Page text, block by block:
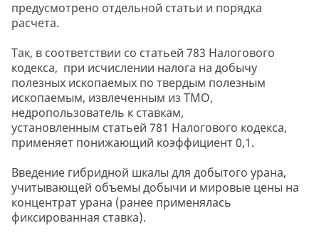
предусмотрено отдельной статьи и порядка
расчета.
Так, в соответствии со статьей 783 Налогового
кодекса, при исчислении налога на добычу
полезных ископаемых по твердым полезным
ископаемым, извлеченным из ТМО,
недропользователь к ставкам,
установленным статьей 781 Налогового кодекса,
применяет понижающий коэффициент 0,1.
Введение гибридной шкалы для добытого урана,
учитывающей объемы добычи и мировые цены на
концентрат урана (ранее применялась
фиксированная ставка).